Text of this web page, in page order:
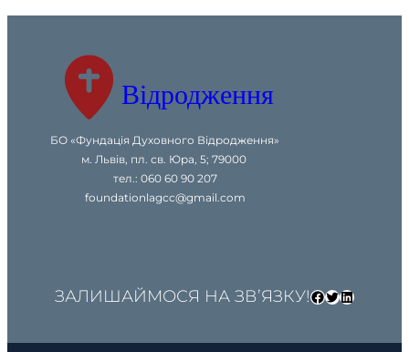
c
Відродження
БО «Фундація Духовного Відродження»
м. Львів, пл. св. Юра, 5; 79000
тел.: 060 60 90 207
foundationlagcc@gmail.com
ЗАЛИШАЙМОСЯ НА ЗВ’ЯЗКУ!Facebook
Twitter
LinkedIn